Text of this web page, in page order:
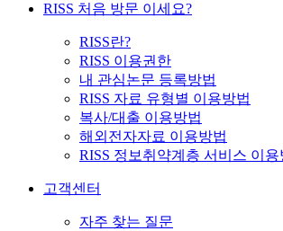
RISS 처음 방문 이세요?
RISS란?
RISS 이용권한
내 관심논문 등록방법
RISS 자료 유형별 이용방법
복사/대출 이용방법
해외전자자료 이용방법
RISS 정보취약계층 서비스 이용
고객센터
자주 찾는 질문